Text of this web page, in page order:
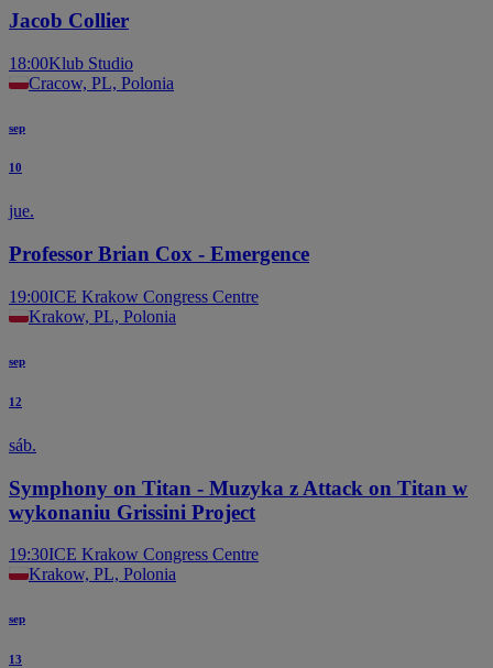
Jacob Collier
18:00Klub Studio
Cracow, PL, Polonia
sep
10
jue.
Professor Brian Cox - Emergence
19:00ICE Krakow Congress Centre
Krakow, PL, Polonia
sep
12
sáb.
Symphony on Titan - Muzyka z Attack on Titan w
wykonaniu Grissini Project
19:30ICE Krakow Congress Centre
Krakow, PL, Polonia
sep
13